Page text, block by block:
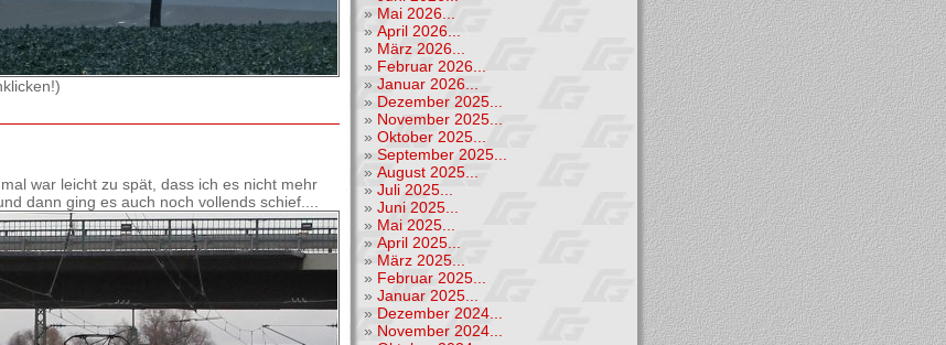
» Mai 2026...
» April 2026...
» März 2026...
» Februar 2026...
» Januar 2026...
» Dezember 2025...
» November 2025...
» Oktober 2025...
» September 2025...
» August 2025...
» Juli 2025...
» Juni 2025...
» Mai 2025...
» April 2025...
» März 2025...
» Februar 2025...
» Januar 2025...
» Dezember 2024...
» November 2024...
war leicht zu spät, dass ich es nicht mehr
dann ging es auch noch vollends schief....